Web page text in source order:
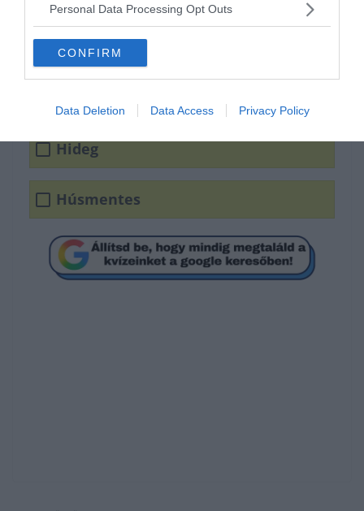
Personal Data Processing Opt Outs
CONFIRM
Data Deletion Data Access Privacy Policy
Miben más a consommé
leves?
Hideg
Húsmentes